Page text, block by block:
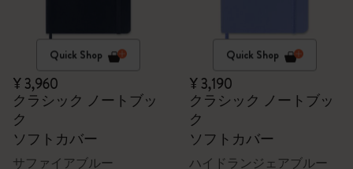
Quick Shop
¥ 3,960
クラシック ノートブッ
ク
ソフトカバー
サファイアブルー
Quick Shop
¥ 3,190
クラシック ノートブッ
ク
ソフトカバー
ハイドランジェアブルー